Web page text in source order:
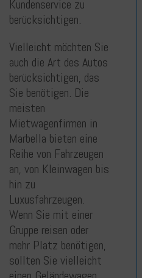
Kundenservice zu
berücksichtigen.
Vielleicht möchten Sie
auch die Art des Autos
berücksichtigen, das
Sie benötigen. Die
meisten
Mietwagenfirmen in
Marbella bieten eine
Reihe von Fahrzeugen
an, von Kleinwagen bis
hin zu
Luxusfahrzeugen.
Wenn Sie mit einer
Gruppe reisen oder
mehr Platz benötigen,
sollten Sie vielleicht